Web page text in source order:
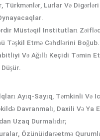
Türkmənlər, Lurlar Və
Müstəqil Institutları
Təşkil Etmə Cəhdlərini
Və Ağıllı Keçidi Təmin
Ayıq-Sayıq, Təmkinli Və
Davranmalı, Daxili Və Ya
Uzaq Durmalıdır;
Özünüidarəetmə